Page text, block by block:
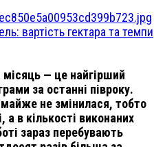
вартість гектара та темпи
місяць — це найгірший
за останні півроку.
не змінилася, тобто
в кількості виконаних
зараз перебувають